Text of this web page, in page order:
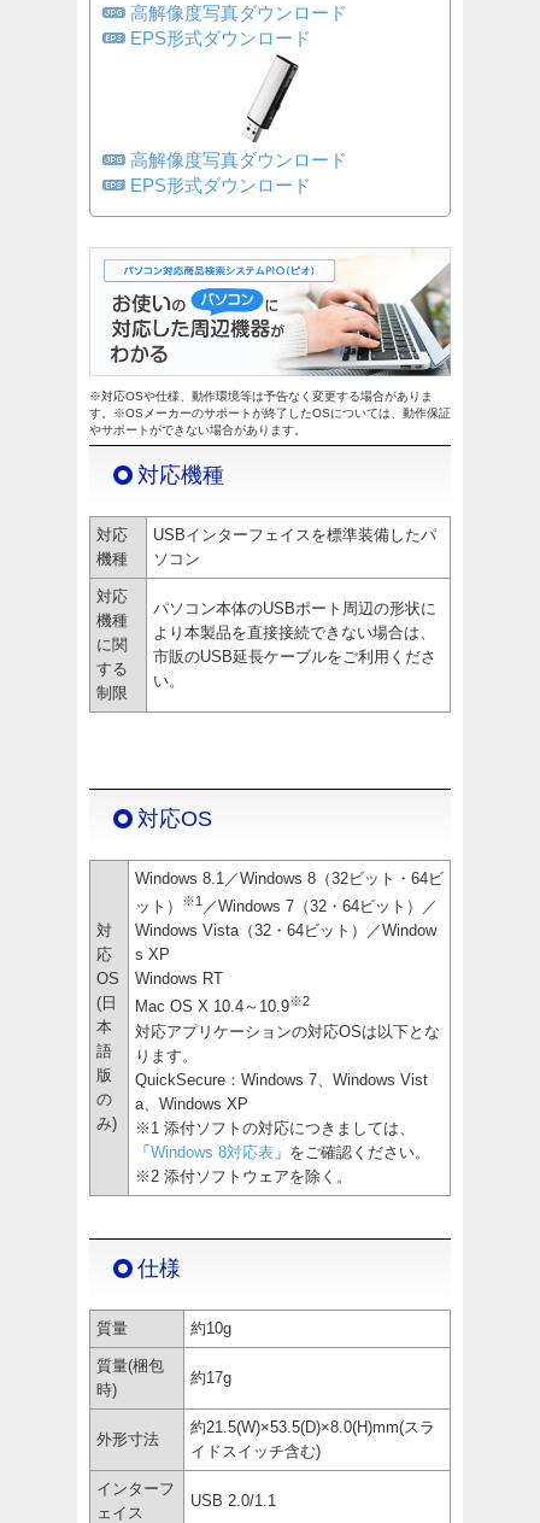
高解像度写真ダウンロード
EPS形式ダウンロード
高解像度写真ダウンロード
EPS形式ダウンロード
※対応OSや仕様、動作環境等は予告なく変更する場合がありま
す。※OSメーカーのサポートが終了したOSについては、動作保証
やサポートができない場合があります。
対応機種
対応
機種
USBインターフェイスを標準装備したパ
ソコン
対応
機種
に関
する
制限
パソコン本体のUSBポート周辺の形状に
より本製品を直接接続できない場合は、
市販のUSB延長ケーブルをご利用くださ
い。
対応OS
対
応
OS
(日
本
語
版
の
み)
Windows 8.1／Windows 8（32ビット・64ビ
ット）
※1 ／Windows 7（32・64ビット）／
Windows Vista（32・64ビット）／Window
s XP
Windows RT
Mac OS X 10.4～10.9※2
対応アプリケーションの対応OSは以下とな
ります。
QuickSecure：Windows 7、Windows Vist
a、Windows XP
※1 添付ソフトの対応につきましては、
「Windows 8対応表 」をご確認ください。
※2 添付ソフトウェアを除く。
仕様
質量 約10g
質量(梱包
時)
約17g
外形寸法
約21.5(W)×53.5(D)×8.0(H)mm(スラ
イドスイッチ含む)
インターフ
ェイス
USB 2.0/1.1